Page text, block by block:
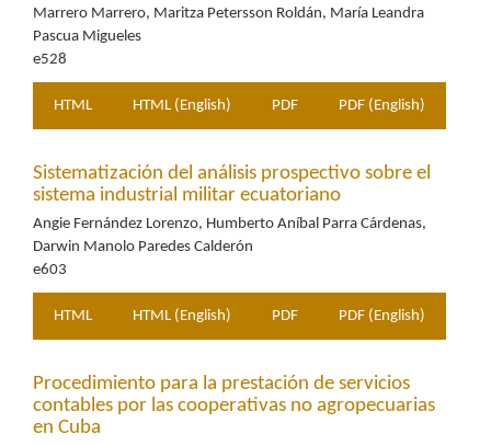
Marrero Marrero, Maritza Petersson Roldán, María Leandra
Pascua Migueles
e528
HTML HTML (English) PDF PDF (English)
Sistematización del análisis prospectivo sobre el
sistema industrial militar ecuatoriano
Angie Fernández Lorenzo, Humberto Aníbal Parra Cárdenas,
Darwin Manolo Paredes Calderón
e603
HTML HTML (English) PDF PDF (English)
Procedimiento para la prestación de servicios
contables por las cooperativas no agropecuarias
en Cuba